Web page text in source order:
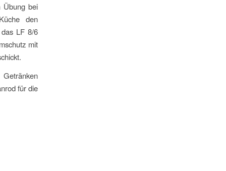
Übung bei
den
LF 8/6
mit
für die